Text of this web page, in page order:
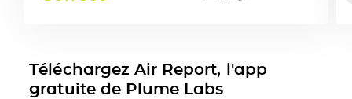
Téléchargez Air Report, l'app
gratuite de Plume Labs